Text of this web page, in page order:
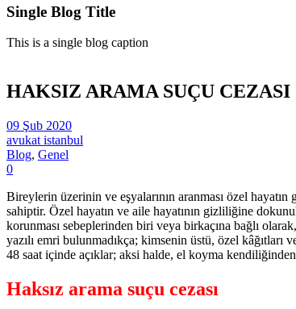
Single Blog Title
This is a single blog caption
HAKSIZ ARAMA SUÇU CEZASI
09 Şub 2020
avukat istanbul
Blog, Genel
0
Bireylerin üzerinin ve eşyalarının aranması özel
sahiptir. Özel hayatın ve aile hayatının gizliliğine
korunması sebeplerinden biri veya birkaçına bağlı
yazılı emri bulunmadıkça; kimsenin üstü, özel
48 saat içinde açıklar; aksi halde, el koyma
Haksız arama suçu cezası